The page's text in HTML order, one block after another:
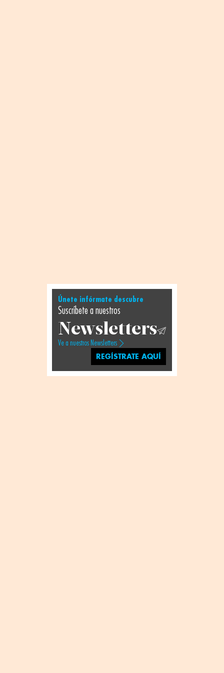
Únete infórmate descubre
Suscríbete a nuestros
Newsletters
Ve a nuestros Newsletters
REGÍSTRATE AQUÍ